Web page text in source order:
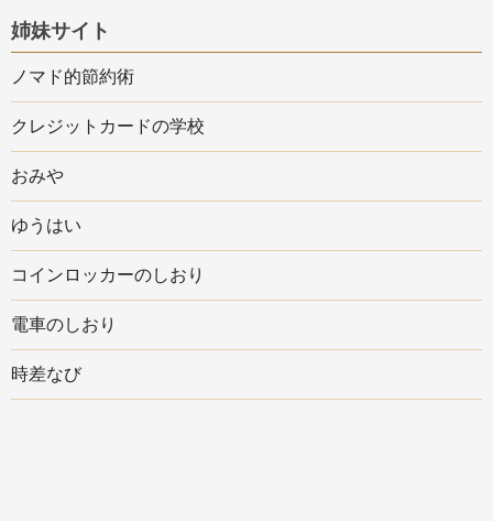
姉妹サイト
ノマド的節約術
クレジットカードの学校
おみや
ゆうはい
コインロッカーのしおり
電車のしおり
時差なび